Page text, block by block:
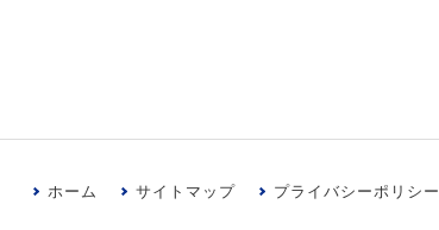
ホーム サイトマップ プライバシーポリシー